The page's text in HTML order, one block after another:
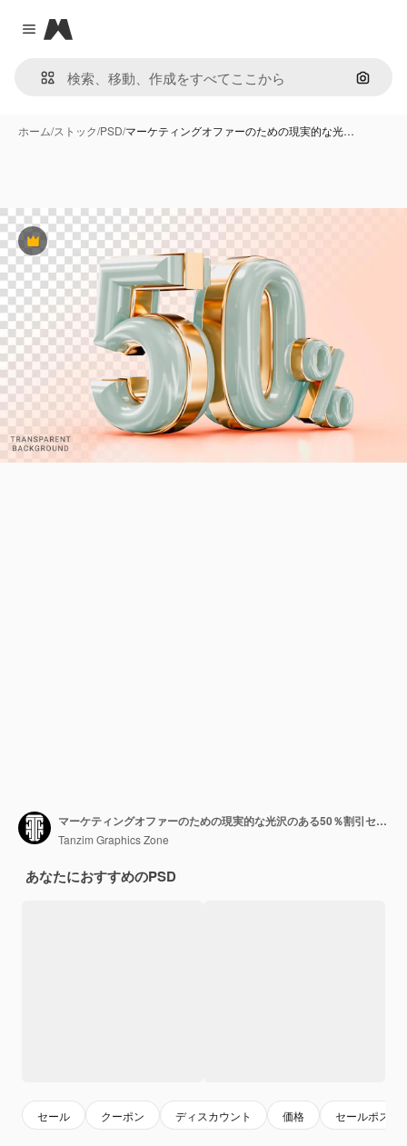
Close menu
Magnific
画像で
ホーム/ストック/PSD/マーケティングオファーのための現実的な光…
Premium
マーケティングオファーのための現実的な光沢のある50％割引セールバナーゴールデンエフェクト3Dレンダリングコンセプト
Tanzim Graphics Zone
あなたにおすすめのPSD
セール クーポン ディスカウント 価格 セールポスタ